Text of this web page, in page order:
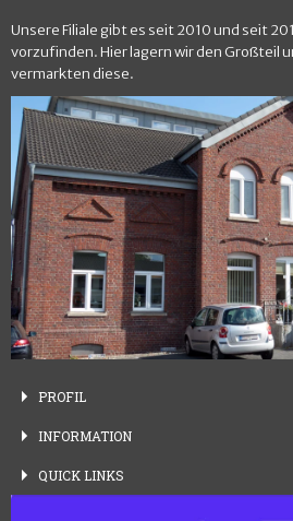
Unsere Filiale gibt es seit 2010 und seit
vorzufinden. Hier lagern wir den Großteil
vermarkten diese.
PROFIL
INFORMATION
QUICK LINKS